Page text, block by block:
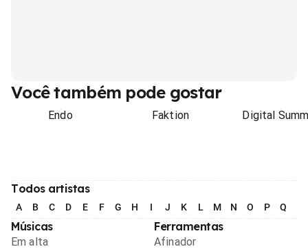
Você também pode gostar
Endo Faktion Digital
Todos artistas
A B C D E F G H I J K L M N O P Q
Músicas
Em alta
Ferramentas
Afinador